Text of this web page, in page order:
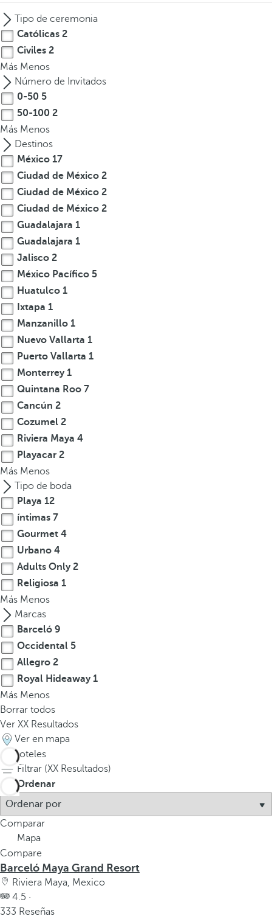
Tipo de ceremonia
Católicas 2
Civiles 2
Más Menos
Número de Invitados
0-50 5
50-100 2
Más Menos
Destinos
México 17
Ciudad de México 2
Ciudad de México 2
Ciudad de México 2
Guadalajara 1
Guadalajara 1
Jalisco 2
México Pacífico 5
Huatulco 1
Ixtapa 1
Manzanillo 1
Nuevo Vallarta 1
Puerto Vallarta 1
Monterrey1
Quintana Roo 7
Cancún 2
Cozumel 2
Riviera Maya 4
Playacar 2
Más Menos
Tipo de boda
Playa 12
íntimas 7
Gourmet 4
Urbano 4
Adults Only2
Religiosa 1
Más Menos
Marcas
Barceló 9
Occidental 5
Allegro 2
Royal Hideaway1
Más Menos
Borrar todos
Ver XX Resultados
Ver en mapa
hoteles
Filtrar (XX Resultados)
Ordenar
Comparar
Mapa
Compare
Barceló Maya Grand Resort
Riviera Maya, Mexico
4.5 ·
333 Reseñas